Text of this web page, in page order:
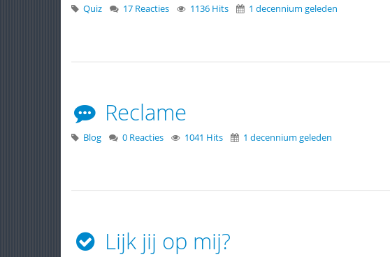
Quiz 17 Reacties 1136 Hits 1 decennium geleden
Reclame
Blog 0 Reacties 1041 Hits 1 decennium geleden
Lijk jij op mij?